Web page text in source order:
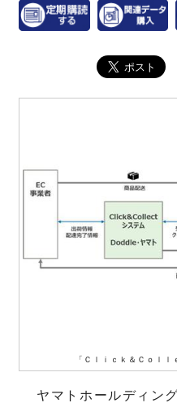
「Ｃｌｉｃｋ＆Ｃｏｌ
ヤマトホールディン